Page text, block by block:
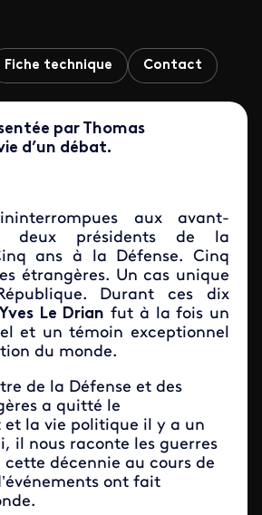
Fiche technique Contact
par Thomas
d’un débat.
aux avant-
deux présidents de la
ans à la Défense. Cinq
étrangères. Un cas unique
Durant ces dix
Le Drian fut à la fois un
et un témoin exceptionnel
du monde.
de la Défense et des
a quitté le
et la vie politique il y a un
il nous raconte les guerres
cette décennie au cours de
ont fait